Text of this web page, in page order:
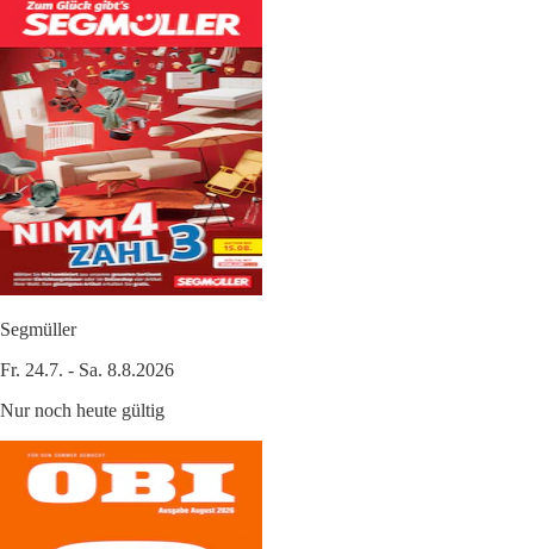
Segmüller
Fr. 24.7. - Sa. 8.8.2026
Nur noch heute gültig